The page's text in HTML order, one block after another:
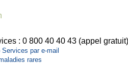
: 0 800 40 40 43 (appel gratuit)
par e-mail
rares